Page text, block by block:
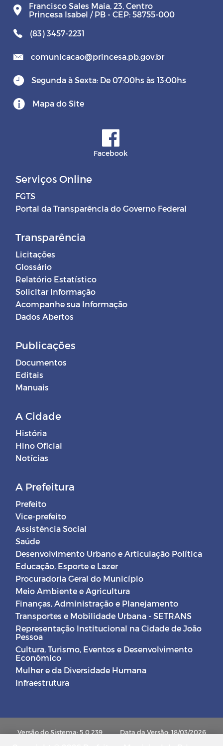
Francisco Sales Maia, 23, Centro
Princesa Isabel / PB - CEP: 58755-000
(83) 3457-2231
comunicacao@princesa.pb.gov.br
Segunda à Sexta: De 07:00hs às 13:00hs
Mapa do Site
Facebook
Serviços Online
FGTS
Portal da Transparência do Governo Federal
Transparência
Licitações
Glossário
Relatório Estatístico
Solicitar Informação
Acompanhe sua Informação
Dados Abertos
Publicações
Documentos
Editais
Manuais
A Cidade
História
Hino Oficial
Notícias
A Prefeitura
Prefeito
Vice-prefeito
Assistência Social
Saúde
Desenvolvimento Urbano e Articulação Política
Educação, Esporte e Lazer
Procuradoria Geral do Município
Meio Ambiente e Agricultura
Finanças, Administração e Planejamento
Transportes e Mobilidade Urbana - SETRANS
Representação Institucional na Cidade de João
Pessoa
Cultura, Turismo, Eventos e Desenvolvimento
Econômico
Mulher e da Diversidade Humana
Infraestrutura
Versão do Sistema: 5.0.239 Data da Versão: 18/03/2026